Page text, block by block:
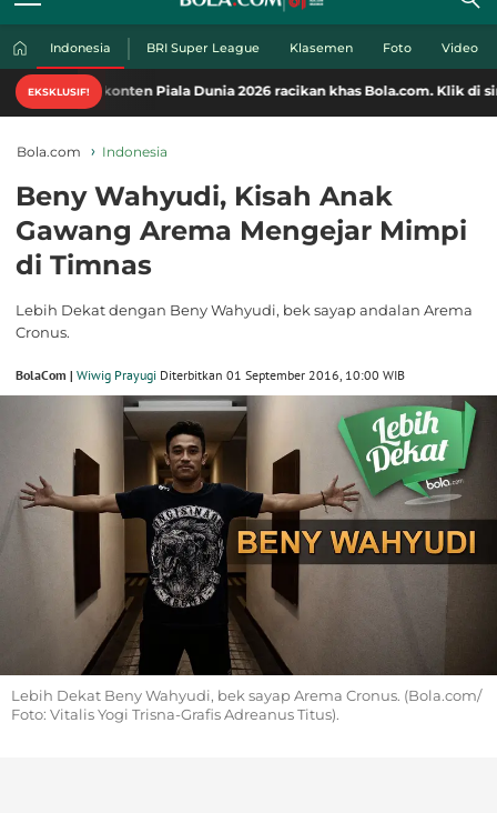
Indonesia BRI Super League Klasemen Foto Video
EKSKLUSIF!
Piala Dunia 2026 racikan khas Bola.com. Klik di sini!
Bola.com Indonesia
Beny Wahyudi, Kisah Anak
Gawang Arema Mengejar Mimpi
di Timnas
Lebih Dekat dengan Beny Wahyudi, bek sayap andalan Arema
Cronus.
BolaCom | Wiwig Prayugi Diterbitkan 01 September 2016, 10:00 WIB
Lebih Dekat Beny Wahyudi, bek sayap Arema Cronus. (Bola.com/
Foto: Vitalis Yogi Trisna-Grafis Adreanus Titus).